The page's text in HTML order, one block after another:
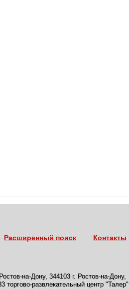
Расширенный поиск Контакты
на-Дону, 344103 г. Ростов-на-Дону,
торгово-развлекательный центр "Талер"